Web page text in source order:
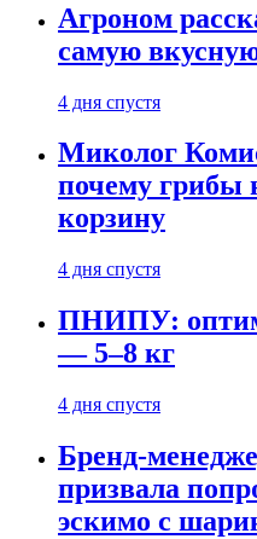
Агроном
самую
4 дня спустя
Миколог
почему грибы
корзину
4 дня спустя
ПНИПУ:
— 5–8 кг
4 дня спустя
Бренд-
призвала
эскимо с